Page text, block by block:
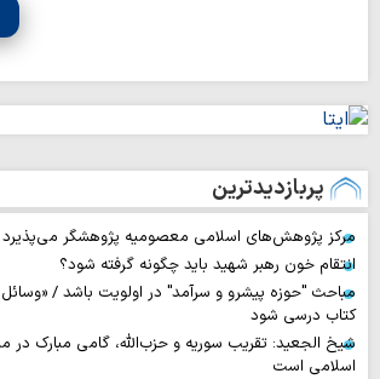
پربازدیدترین
مرکز پژوهش‌های اسلامی معصومیه پژوهشگر می‌پذیرد
انتقام خون رهبر شهید باید چگونه گرفته شود؟
مباحث "حوزه پیشرو و سرآمد" در اولویت باشد / «وسائل
کتاب درسی شود
شیخ الجعید: تقریب سوریه و حزب‌الله، گامی مبارک
اسلامی است